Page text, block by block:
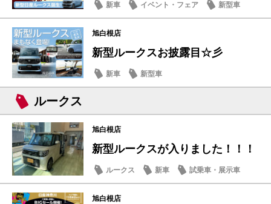
新車 イベント・フェア 新型車
旭白根店
新型ルークスお披露目☆彡
新車 新型車
ルークス
旭白根店
新型ルークスが入りました！！！
ルークス 新車 試乗車・展示車
旭白根店